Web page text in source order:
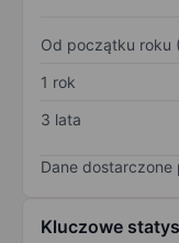
Od początku roku
1 rok
3 lata
Dane dostarczone
Kluczowe